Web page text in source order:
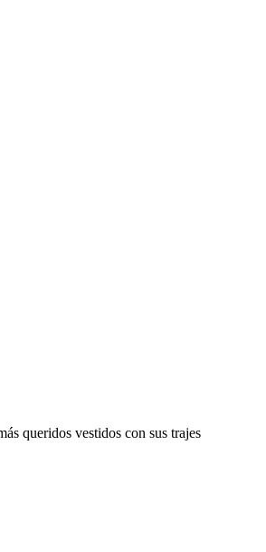
queridos vestidos con sus trajes